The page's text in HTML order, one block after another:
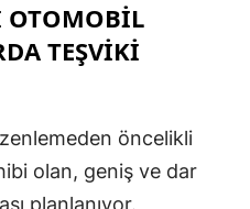
OTOMOBIL
TEŞVIKI
öncelikli
olan, geniş ve dar